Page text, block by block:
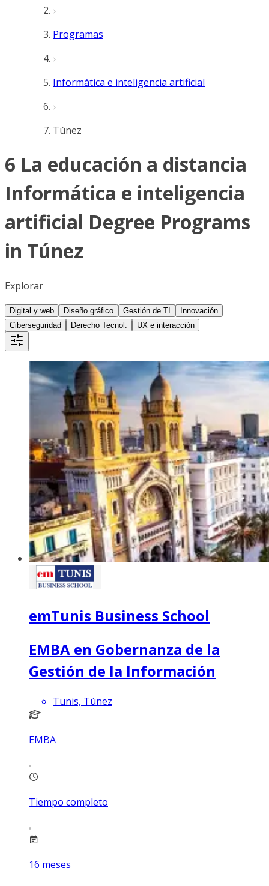
Programas
Informática e inteligencia artificial
Túnez
6 La educación a distancia
Informática e inteligencia
artificial Degree Programs
in Túnez
Explorar
Digital y web Diseño gráfico Gestión de TI
Innovación
Ciberseguridad
Derecho Tecnol. UX e interacción
emTunis Business School
EMBA en Gobernanza de la
Gestión de la Información
Tunis, Túnez
EMBA
Tiempo completo
16 meses